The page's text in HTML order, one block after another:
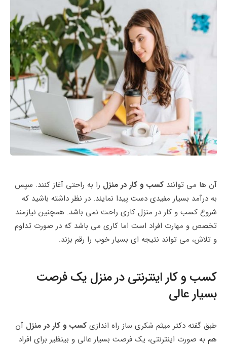
آن ها می‌ توانند کسب و کار در منزل را به راحتی آغاز کنند. سپس
به درآمد بسیار مفیدی دست پیدا نمایند. در نظر داشته باشید که
شروع کسب و کار در منزل کاری راحت نمی باشد. همچنین نیازمند
تخصص و مهارت افراد است اما کاری می باشد که در صورت تداوم
و تلاش، می‌ تواند نتیجه ای بسیار خوب را رقم بزند.
کسب و کار اینترنتی در منزل یک فرصت
بسیار عالی
طبق گفته دکتر میثم شکری ساز راه اندازی کسب و کار در منزل آن
هم به صورت اینترنتی، یک فرصت بسیار عالی و بینظیر برای افراد